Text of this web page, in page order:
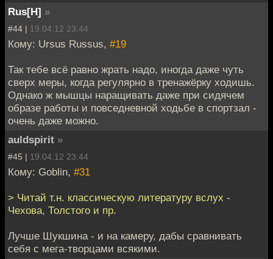
Rus[H] »
#44 | 19.04.12 23:44
Кому: Ursus Russus, #19
Так тебе всё равно жрать надо, иногда даже чуть
сверх меры, когда регулярно в тренажёрку ходишь.
Однако ж мышцы наращивать даже при сидячем
образе работы и повседневной ходьбе в спортзал -
очень даже можно.
auldspirit »
#45 | 19.04.12 23:44
Кому: Goblin, #31
> Читай т.н. классическую литературу вслух -
Чехова, Толстого и пр.
Лучше Шукшина - и на камеру, дабы сравнивать
себя с мега-творцами всякими.